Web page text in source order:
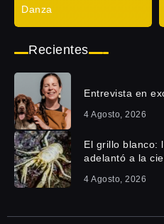
Danza
Recientes
Entrevista en
4 Agosto, 2026
El grillo blanco:
adelantó a la
4 Agosto, 2026